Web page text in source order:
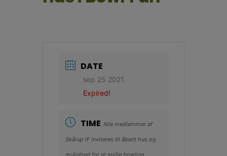
DATE
sep 25 2021
Expired!
TIME Alle medlemmer af
Skårup IF inviteres til åbent hus og